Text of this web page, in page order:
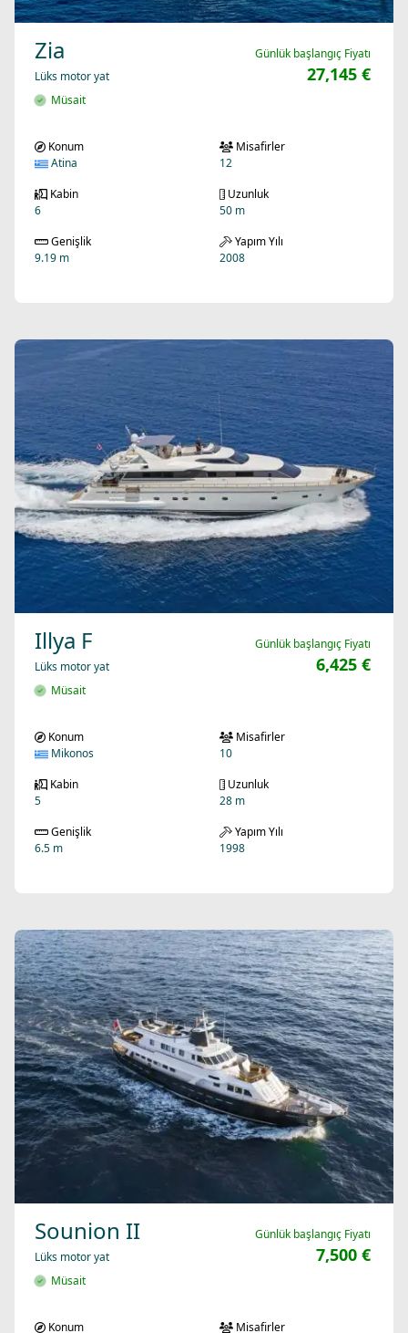
Zia
Lüks motor yat
Müsait
Günlük başlangıç Fiyatı
27,145 €
Konum
Atina
Misafirler
12
Kabin
6
Uzunluk
50 m
Genişlik
9.19 m
Yapım Yılı
2008
Illya F
Lüks motor yat
Müsait
Günlük başlangıç Fiyatı
6,425 €
Konum
Mikonos
Misafirler
10
Kabin
5
Uzunluk
28 m
Genişlik
6.5 m
Yapım Yılı
1998
Sounion II
Lüks motor yat
Müsait
Günlük başlangıç Fiyatı
7,500 €
Konum Misafirler